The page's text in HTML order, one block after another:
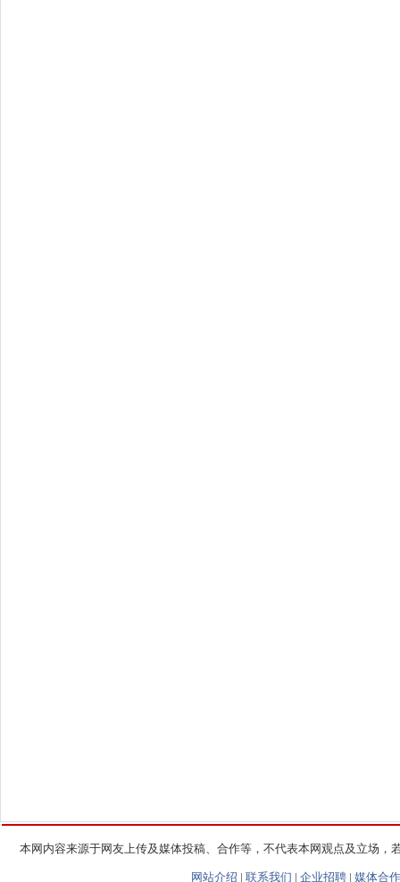
本网内容来源于网友上传及媒体投稿、合作等，不代表本网观点及立场
网站介绍 | 联系我们 | 企业招聘 | 媒体合作